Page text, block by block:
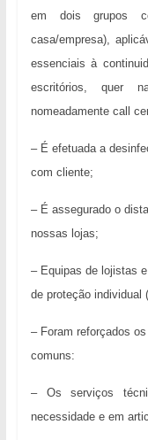
em dois grupos
casa/empresa),
essenciais à
escritórios, quer
nomeadamente call
– É efetuada a
com cliente;
– É assegurado o
nossas lojas;
– Equipas de lojistas
de proteção individual
– Foram reforçados
comuns:
– Os serviços
necessidade e em